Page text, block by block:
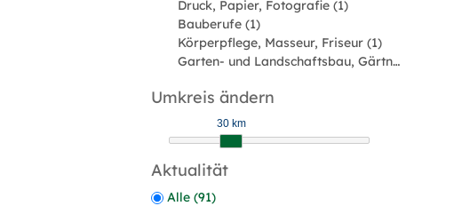
Druck, Papier, Fotografie (1)
Bauberufe (1)
Körperpflege, Masseur, Friseur (1)
Garten- und Landschaftsbau, Gärtner, Florist (1)
Umkreis ändern
30 km
Aktualität
Alle (91)